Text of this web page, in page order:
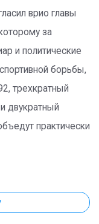
врио главы
за
и политические
борьбы,
трехкратный
двукратный
практически